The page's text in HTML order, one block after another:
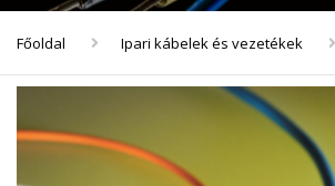
Főoldal Ipari kábelek és vezetékek